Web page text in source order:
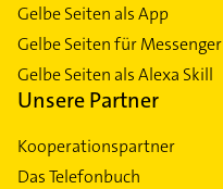
Gelbe Seiten als App
Gelbe Seiten für Messenger
Gelbe Seiten als Alexa Skill
Unsere Partner
Kooperationspartner
Das Telefonbuch